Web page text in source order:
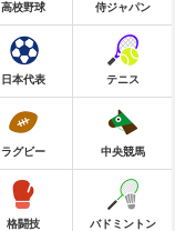
高校野球 侍ジャパン
日本代表 テニス
ラグビー 中央競馬
格闘技 バドミントン